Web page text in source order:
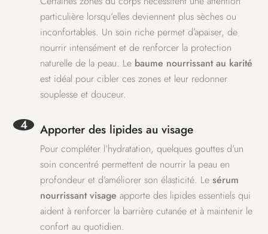
particulière lorsqu’elles deviennent plus sèches ou
inconfortables. Un soin riche permet d’apaiser, de
nourrir intensément et de renforcer la protection
naturelle de la peau. Le baume nourrissant au karité
est idéal pour cibler ces zones et leur redonner
souplesse et douceur.
4 Apporter des lipides au visage
Pour compléter l’hydratation, quelques gouttes d’un
soin concentré permettent de nourrir la peau en
profondeur et d’améliorer son élasticité. Lesérum
nourrissant visage apporte des lipides essentiels qui
aident à renforcer la barrière cutanée et à maintenir le
confort au quotidien.